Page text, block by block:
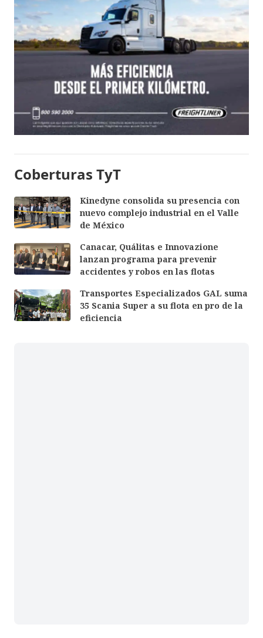
Coberturas TyT
Kinedyne consolida su presencia con
nuevo complejo industrial en el Valle
de México
Canacar, Quálitas e Innovazione
lanzan programa para prevenir
accidentes y robos en las flotas
Transportes Especializados GAL suma
35 Scania Super a su flota en pro de la
eficiencia